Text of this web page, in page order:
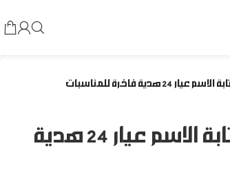
سبيكة ذهب 5.2 جرام تصميم قلب مع كتابة الاسم عيار 24 هدية